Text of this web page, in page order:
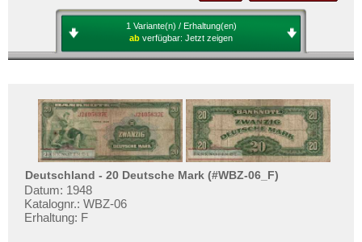
1 Variante(n) / Erhaltung(en)
ab verfügbar: Jetzt zeigen
Deutschland - 20 Deutsche Mark (#WBZ-06_F)
Datum: 1948
Katalognr.: WBZ-06
Erhaltung: F